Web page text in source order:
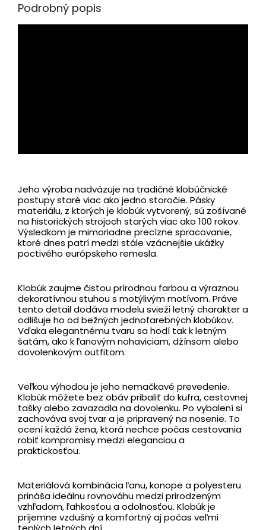
Podrobný popis
Jeho výroba nadväzuje na tradičné klobúčnické
postupy staré viac ako jedno storočie. Pásky
materiálu, z ktorých je klobúk vytvorený, sú zošívané
na historických strojoch starých viac ako 100 rokov.
Výsledkom je mimoriadne precízne spracovanie,
ktoré dnes patrí medzi stále vzácnejšie ukážky
poctivého európskeho remesla.
Klobúk zaujme čistou prírodnou farbou a výraznou
dekoratívnou stuhou s motýlivým motívom. Práve
tento detail dodáva modelu svieži letný charakter a
odlišuje ho od bežných jednofarebných klobúkov.
Vďaka elegantnému tvaru sa hodí tak k letným
šatám, ako k ľanovým nohaviciam, džínsom alebo
dovolenkovým outfitom.
Veľkou výhodou je jeho nemačkavé prevedenie.
Klobúk môžete bez obáv pribaliť do kufra, cestovnej
tašky alebo zavazadla na dovolenku. Po vybalení si
zachováva svoj tvar a je pripravený na nosenie. To
ocení každá žena, ktorá nechce počas cestovania
robiť kompromisy medzi eleganciou a
praktickosťou.
Materiálová kombinácia ľanu, konope a polyesteru
prináša ideálnu rovnováhu medzi prirodzeným
vzhľadom, ľahkosťou a odolnosťou. Klobúk je
príjemne vzdušný a komfortný aj počas veľmi